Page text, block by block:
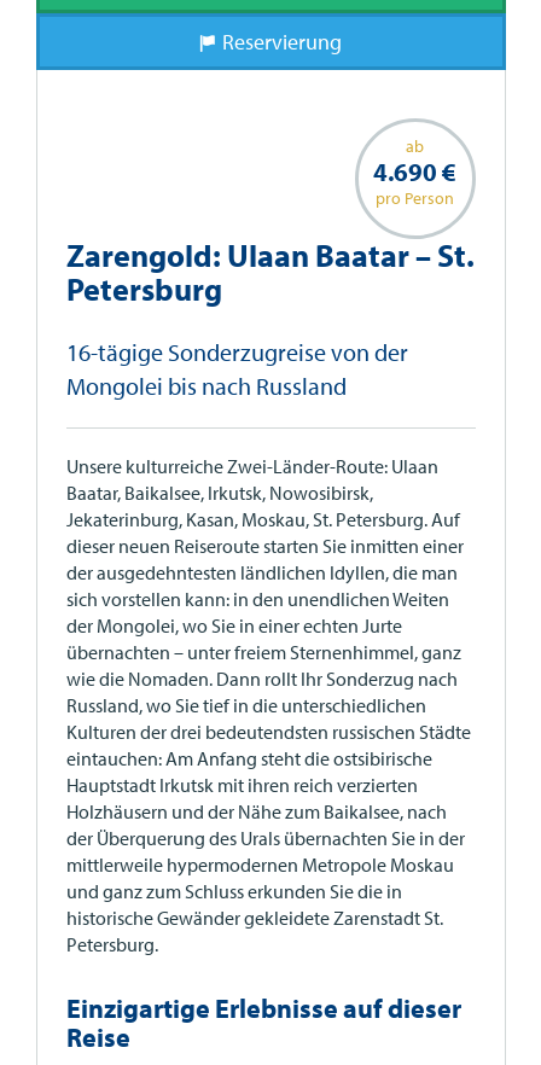
Reservierung
ab
4.690 €
pro Person
Zarengold: Ulaan Baatar – St.
Petersburg
16-tägige Sonderzugreise von der
Mongolei bis nach Russland
Unsere kulturreiche Zwei-­Länder­-Route: Ulaan
Baatar, Baikalsee, Irkutsk, Nowosibirsk,
Jekaterinburg, Kasan, Moskau, St. Petersburg. Auf
dieser neuen Reiseroute starten Sie inmitten einer
der ausgedehntesten ländlichen Idyllen, die man
sich vorstellen kann: in den unendlichen Weiten
der Mongolei, wo Sie in einer echten Jurte
übernachten – unter freiem Sternenhimmel, ganz
wie die Nomaden. Dann rollt Ihr Sonderzug nach
Russland, wo Sie tief in die unterschiedlichen
Kulturen der drei bedeutendsten russischen Städte
eintauchen: Am Anfang steht die ostsibirische
Hauptstadt Irkutsk mit ihren reich verzierten
Holzhäusern und der Nähe zum Baikalsee, nach
der Überquerung des Urals übernachten Sie in der
mittlerweile hypermodernen Metropole Moskau
und ganz zum Schluss erkunden Sie die in
historische Gewänder gekleidete Zarenstadt St.
Petersburg.
Einzigartige Erlebnisse auf dieser
Reise